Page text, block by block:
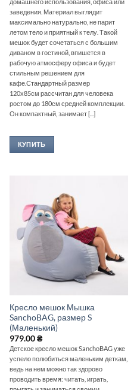
заведения. Материал выглядит
максимально натурально, не парит
летом тело и приятный к телу. Такой
мешок будет сочетаться с большим
диваном в гостиной, впишется в
рабочую атмосферу офиса и будет
стильным решением для
кафе.Стандартный размер
120х85см рассчитан для человека
ростом до 180см средней комплекции.
Он компактный, занимает [...]
КУПИТЬ
Кресло мешок Мышка
SanchoBAG, размер S
(Маленький)
979.00₴
Детское кресло мешок SanchoBAG уже
успело полюбиться маленьким деткам,
ведь на нем можно так здорово
проводить время: читать, играть,